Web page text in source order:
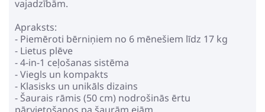
vajadzībām.
Apraksts:
- Piemēroti bērniņiem no 6 mēnešiem līdz 17 kg
- Lietus plēve
- 4-in-1 ceļošanas sistēma
- Viegls un kompakts
- Klasisks un unikāls dizains
- Šaurais rāmis (50 cm) nodrošinās ērtu